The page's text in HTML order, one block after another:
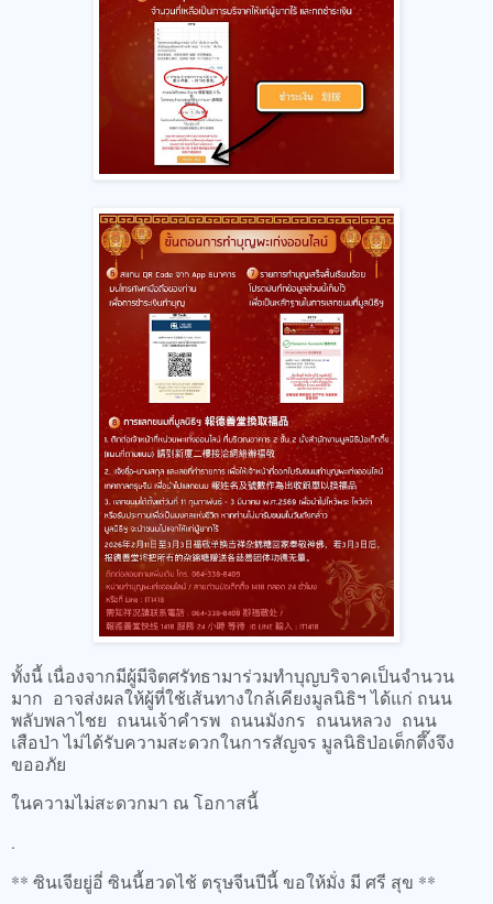
ทั้งนี้ เนื่องจากมีผู้มีจิตศรัทธามาร่วมทำบุญบริจาคเป็นจำนวน
มาก อาจส่งผลให้ผู้ที่ใช้เส้นทางใกล้เคียงมูลนิธิฯ ได้แก่ ถนน
พลับพลาไชย ถนนเจ้าคำรพ ถนนมังกร ถนนหลวง ถนน
เสือป่า ไม่ได้รับความสะดวกในการสัญจร มูลนิธิป่อเต็กตึ๊งจึง
ขออภัย
ในความไม่สะดวกมา ณ โอกาสนี้
.
** ซินเจียยู่อี่ ซินนี้ฮวดไช้ ตรุษจีนปีนี้ ขอให้มั่ง มี ศรี สุข **